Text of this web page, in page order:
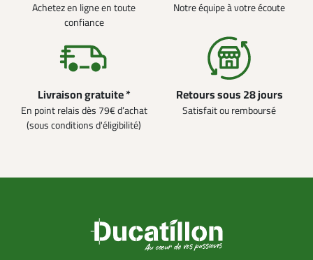
Achetez en ligne en toute
confiance
Notre équipe à votre écoute
Livraison gratuite *
En point relais dès 79€ d’achat
(sous conditions d'éligibilité)
Retours sous 28 jours
Satisfait ou remboursé